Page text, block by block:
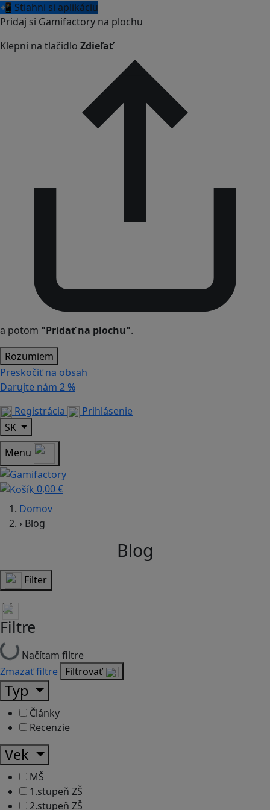
📲 Stiahni si aplikáciu
Pridaj si Gamifactory na plochu
Klepni na tlačidlo Zdieľať
a potom "Pridať na plochu".
Rozumiem
Preskočiť na obsah
Darujte nám 2 %
Registrácia
Prihlásenie
SK
Menu
0,00 €
Domov
› Blog
Blog
Filter
Filtre
Načítam filtre
Zmazať filtre Filtrovať
Typ
Články
Recenzie
Vek
MŠ
1.stupeň ZŠ
2.stupeň ZŠ